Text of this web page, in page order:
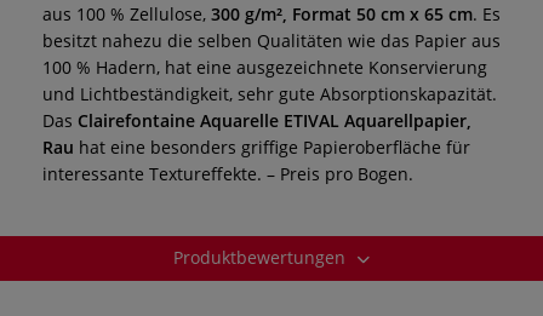
aus 100 % Zellulose, 300 g/m², Format 50 cm x 65 cm. Es
besitzt nahezu die selben Qualitäten wie das Papier aus
100 % Hadern, hat eine ausgezeichnete Konservierung
und Lichtbeständigkeit, sehr gute Absorptionskapazität.
Das Clairefontaine Aquarelle ETIVAL Aquarellpapier,
Rau hat eine besonders griffige Papieroberfläche für
interessante Textureffekte. – Preis pro Bogen.
Produktbewertungen